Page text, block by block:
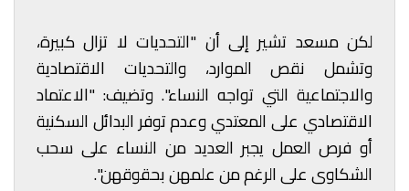
لكن مسعد تشير إلى أن "التحديات لا تزال كبيرة،
وتشمل نقص الموارد، والتحديات الاقتصادية
والاجتماعية التي تواجه النساء". وتضيف: "الاعتماد
الاقتصادي على المعتدي وعدم توفر البدائل السكنية
أو فرص العمل يجبر العديد من النساء على سحب
الشكاوى على الرغم من علمهن بحقوقهن".